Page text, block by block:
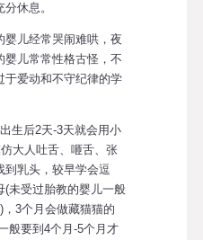
休息。
儿经常哭闹难哄，夜
婴儿常常性格古怪，不
于爱动和不守纪律的学
后2天-3天就会用小
大人吐舌、咂舌、张
到乳头，较早学会逗
(未受过胎教的婴儿一般
3个月会做藏猫猫的
般要到4个月-5个月才